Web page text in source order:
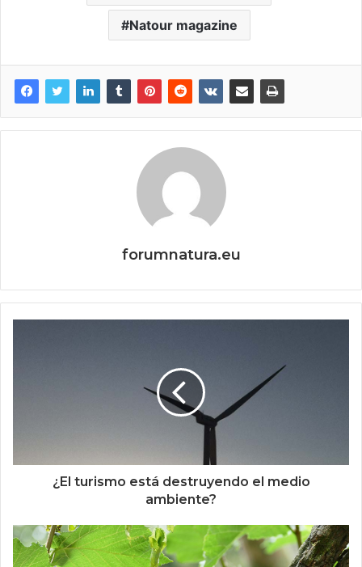
Natour magazine
forumnatura.eu
¿El turismo está destruyendo el medio
ambiente?